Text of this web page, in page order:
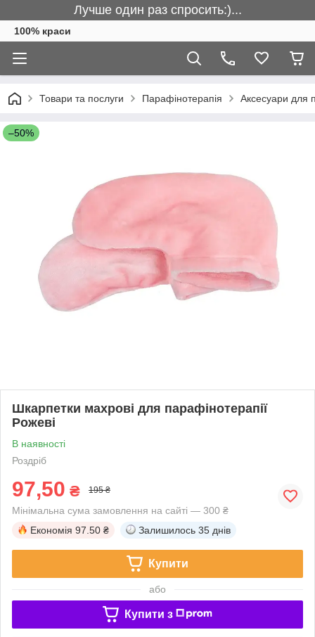
Лучше один раз спросить:)...
100% краси
Товари та послуги Парафінотерапія Аксесуари для
–50%
Шкарпетки махрові для парафінотерапії
Рожеві
В наявності
Роздріб
97,50 ₴ 195 ₴
Мінімальна сума замовлення на сайті — 300 ₴
Економія 97.50 ₴ Залишилось 35 днів
Купити
або
Купити з